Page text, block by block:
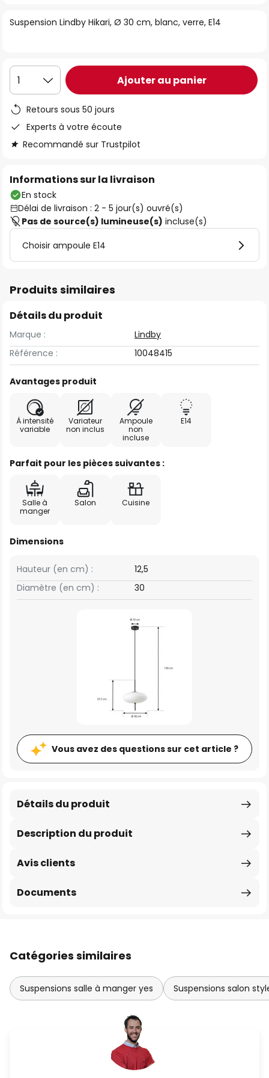
the
Suspension Lindby Hikari, Ø 30 cm, blanc, verre, E14
1 Ajouter au panier
Retours sous 50 jours
Experts à votre écoute
Recommandé sur Trustpilot
Informations sur la livraison
En stock
Délai de livraison : 2 - 5 jour(s) ouvré(s)
Pas de source(s) lumineuse(s) incluse(s)
Choisir ampoule E14
Produits similaires
Détails du produit
Marque :
Lindby
Référence :
10048415
Avantages produit
À intensité
variable
Variateur
non inclus
Ampoule
non
incluse
E14
Parfait pour les pièces suivantes :
Salle à
manger
Salon Cuisine
Dimensions
Hauteur (en cm) :
12,5
Diamètre (en cm) :
30
Vous avez des questions sur cet article ?
Description du produit
Détails du produit
Avis clients
Documents
Catégories similaires
Suspensions salle à manger yes Suspensions salon